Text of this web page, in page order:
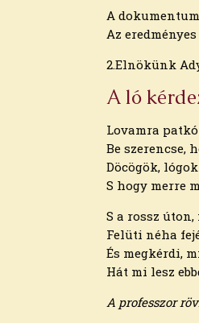
A
Az
2.Elnökünk
A ló
Lovamra
Be szerencse,
Döcögök,
S hogy merre
S a rossz
Felüti néha
És megkérdi,
Hát mi lesz
A professzor
2025. május
2025. április
2025. március
2025. február
2024. december
2024. október
2024.
2024.
2024. július
2024. június
2024. május
2024. április
2024. március
2024. január